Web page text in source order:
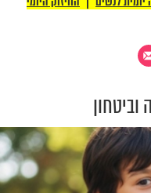
מוקד
על אחת מהן